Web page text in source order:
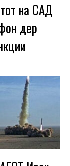
на САД
дер